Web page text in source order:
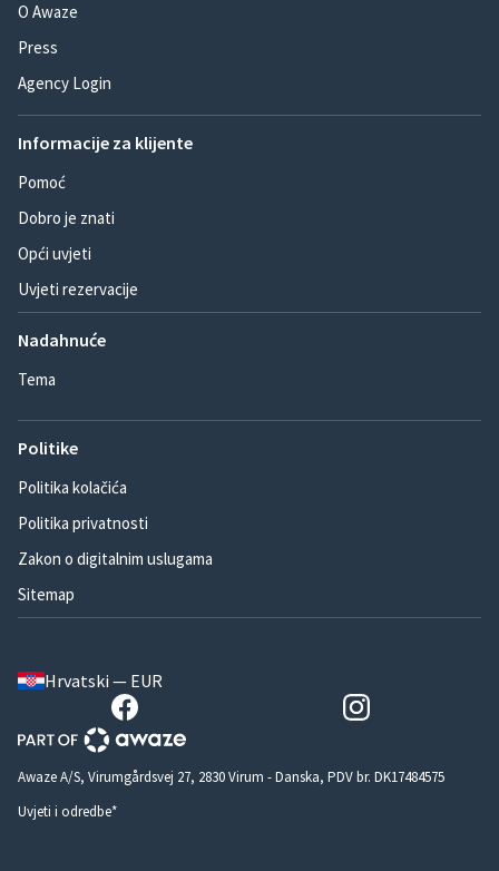
O Awaze
Press
Agency Login
Informacije za klijente
Pomoć
Dobro je znati
Opći uvjeti
Uvjeti rezervacije
Nadahnuće
Tema
Politike
Politika kolačića
Politika privatnosti
Zakon o digitalnim uslugama
Sitemap
Hrvatski — EUR
Awaze A/S, Virumgårdsvej 27, 2830 Virum - Danska, PDV br. DK17484575
Uvjeti i odredbe*